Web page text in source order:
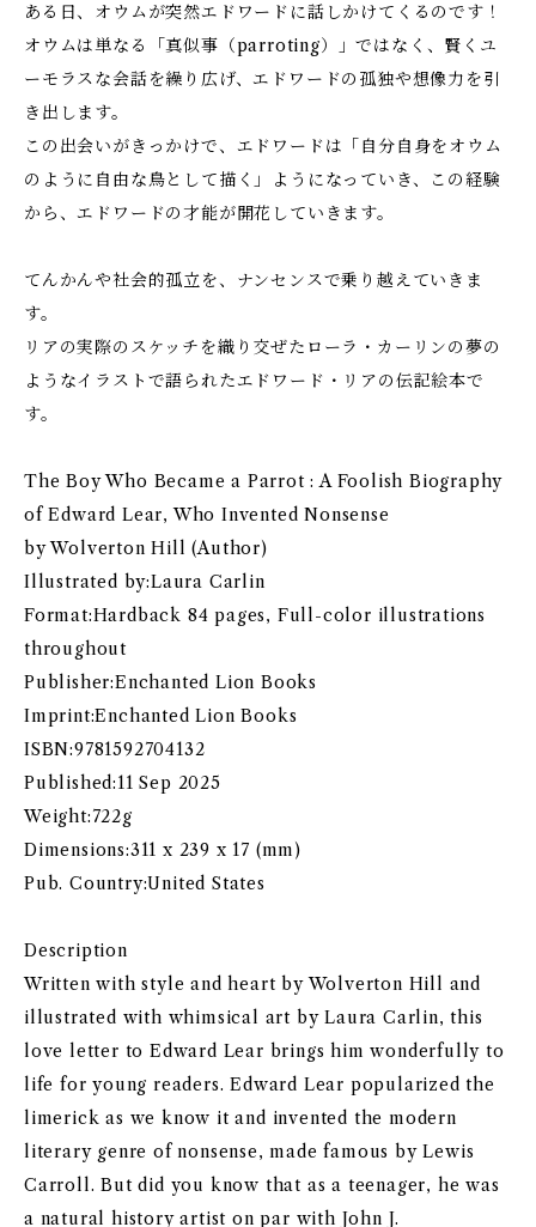
ある日、オウムが突然エドワードに話しかけてくるのです！
オウムは単なる「真似事（parroting）」ではなく、賢くユ
ーモラスな会話を繰り広げ、エドワードの孤独や想像力を引
き出します。
この出会いがきっかけで、エドワードは「自分自身をオウム
のように自由な鳥として描く」ようになっていき、この経験
から、エドワードの才能が開花していきます。
てんかんや社会的孤立を、ナンセンスで乗り越えていきま
す。
リアの実際のスケッチを織り交ぜたローラ・カーリンの夢の
ようなイラストで語られたエドワード・リアの伝記絵本で
す。
The Boy Who Became a Parrot : A Foolish Biography
of Edward Lear, Who Invented Nonsense
by Wolverton Hill (Author)
Illustrated by:Laura Carlin
Format:Hardback 84 pages, Full-color illustrations
throughout
Publisher:Enchanted Lion Books
Imprint:Enchanted Lion Books
ISBN:9781592704132
Published:11 Sep 2025
Weight:722g
Dimensions:311 x 239 x 17 (mm)
Pub. Country:United States
Description
Written with style and heart by Wolverton Hill and
illustrated with whimsical art by Laura Carlin, this
love letter to Edward Lear brings him wonderfully to
life for young readers. Edward Lear popularized the
limerick as we know it and invented the modern
literary genre of nonsense, made famous by Lewis
Carroll. But did you know that as a teenager, he was
a natural history artist on par with John J.